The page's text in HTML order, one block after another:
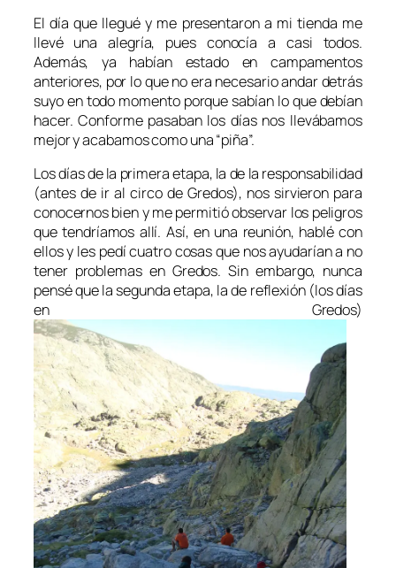
El día que llegué y me presentaron a mi tienda me
llevé una alegría, pues conocía a casi todos.
Además, ya habían estado en campamentos
anteriores, por lo que no era necesario andar detrás
suyo en todo momento porque sabían lo que debían
hacer. Conforme pasaban los días nos llevábamos
mejor y acabamos como una “piña”.
Los días de la primera etapa, la de la responsabilidad
(antes de ir al circo de Gredos), nos sirvieron para
conocernos bien y me permitió observar los peligros
que tendríamos allí. Así, en una reunión, hablé con
ellos y les pedí cuatro cosas que nos ayudarían a no
tener problemas en Gredos. Sin embargo, nunca
pensé que la segunda etapa, la de reflexión (los días
en Gredos)